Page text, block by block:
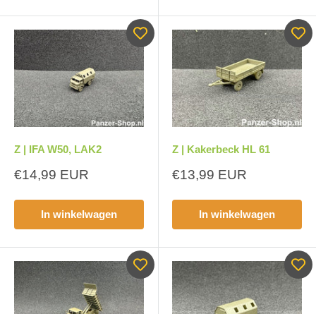
Z | IFA W50, LAK2
Aanbiedingsprijs
€14,99 EUR
In winkelwagen
Z | Kakerbeck HL 61
Aanbiedingsprijs
€13,99 EUR
In winkelwagen